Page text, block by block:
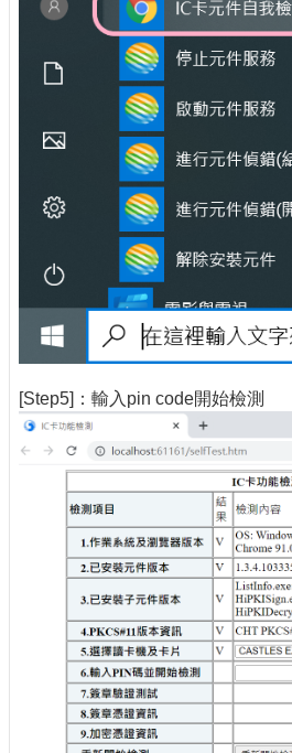
[Step5]：輸入pin code開始檢測